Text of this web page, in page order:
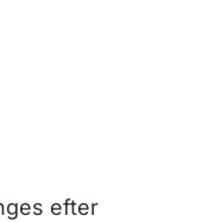
efter